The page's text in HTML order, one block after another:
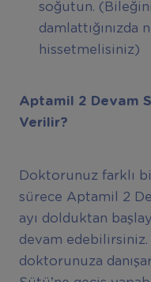
soğutun.
damlattığınızda
hissetmelisiniz)
Aptamil 2 Devam
Verilir?
Doktorunuz farklı
sürece Aptamil 2
ayı dolduktan
devam edebilirsiniz.
doktorunuza